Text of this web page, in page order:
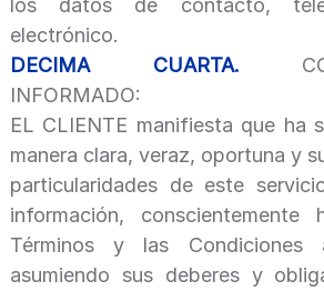
los datos de contacto,
electrónico.
DECIMA CUARTA.
INFORMADO:
EL CLIENTE manifiesta que ha
manera clara, veraz, oportuna y
particularidades de este
información,
Términos y las Condiciones
asumiendo sus deberes y